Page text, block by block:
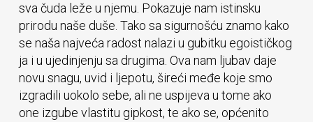
sva čuda leže u njemu. Pokazuje nam istinsku
prirodu naše duše. Tako sa sigurnošću znamo kako
se naša najveća radost nalazi u gubitku egoističkog
ja i u ujedinjenju sa drugima. Ova nam ljubav daje
novu snagu, uvid i ljepotu, šireći međe koje smo
izgradili uokolo sebe, ali ne uspijeva u tome ako
one izgube vlastitu gipkost, te ako se, općenito